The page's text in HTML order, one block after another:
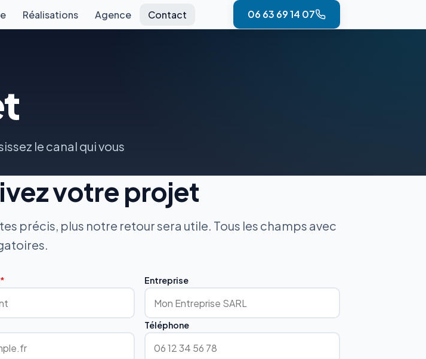
Réalisations Agence Contact 06 63 69 14 07
le canal qui vous
votre projet
précis, plus notre retour sera utile. Tous les champs avec
* Entreprise
Téléphone